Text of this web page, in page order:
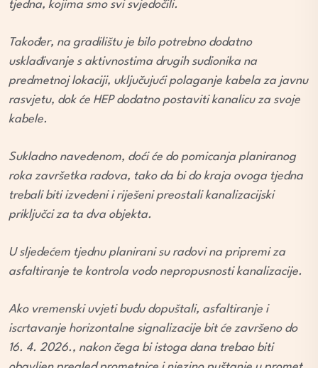
tjedna, kojima smo svi svjedočili.
Također, na gradilištu je bilo potrebno dodatno
usklađivanje s aktivnostima drugih sudionika na
predmetnoj lokaciji, uključujući polaganje kabela za javnu
rasvjetu, dok će HEP dodatno postaviti kanalicu za svoje
kabele.
Sukladno navedenom, doći će do pomicanja planiranog
roka završetka radova, tako da bi do kraja ovoga tjedna
trebali biti izvedeni i riješeni preostali kanalizacijski
priključci za ta dva objekta.
U sljedećem tjednu planirani su radovi na pripremi za
asfaltiranje te kontrola vodo nepropusnosti kanalizacije.
Ako vremenski uvjeti budu dopuštali, asfaltiranje i
iscrtavanje horizontalne signalizacije bit će završeno do
16. 4. 2026., nakon čega bi istoga dana trebao biti